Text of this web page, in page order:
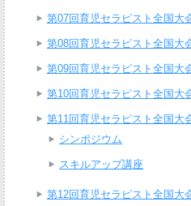
第07回育児セラピスト全国大
第08回育児セラピスト全国大
第09回育児セラピスト全国大
第10回育児セラピスト全国大
第11回育児セラピスト全国大
シンポジウム
スキルアップ講座
第12回育児セラピスト全国大